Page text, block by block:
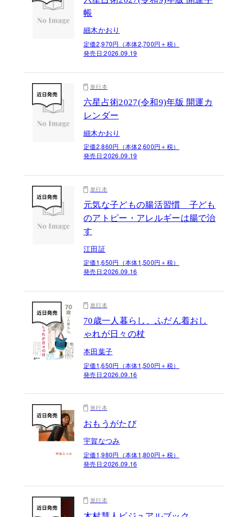
帳
細木かおり
定価2,970円（本体2,700円＋税）
発売日:2026.09.19
単行本
六星占術2027(令和9)年版 開運カ
レンダー
細木かおり
定価2,860円（本体2,600円＋税）
発売日:2026.09.19
単行本
元気な子どもの腸活習慣 子ども
のアトピー・アレルギーは腸で治
す
江田証
定価1,650円（本体1,500円＋税）
発売日:2026.09.16
単行本
70歳一人暮らし、ふだん着おし
ゃれが日々の杖
本田葉子
定価1,650円（本体1,500円＋税）
発売日:2026.09.16
単行本
おもうがたび
宇賀なつみ
定価1,980円（本体1,800円＋税）
発売日:2026.09.16
単行本